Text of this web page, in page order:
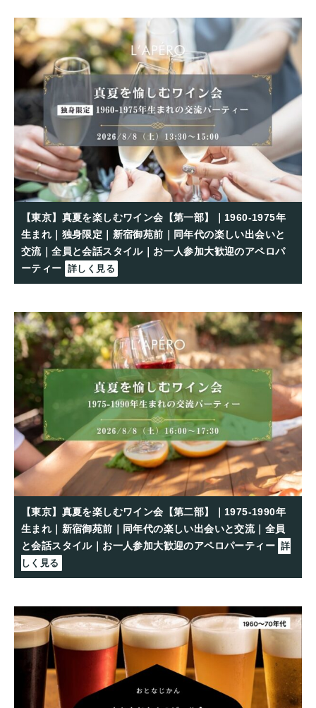
【東京】真夏を楽しむワイン会【第一部】｜1960-1975年
生まれ｜独身限定｜新宿御苑前｜同年代の楽しい出会いと
交流｜全員と会話スタイル｜お一人参加大歓迎のアペロパ
ーティー 詳しく見る
【東京】真夏を楽しむワイン会【第二部】｜1975-1990年
生まれ｜新宿御苑前｜同年代の楽しい出会いと交流｜全員
と会話スタイル｜お一人参加大歓迎のアペロパーティー 詳
しく見る